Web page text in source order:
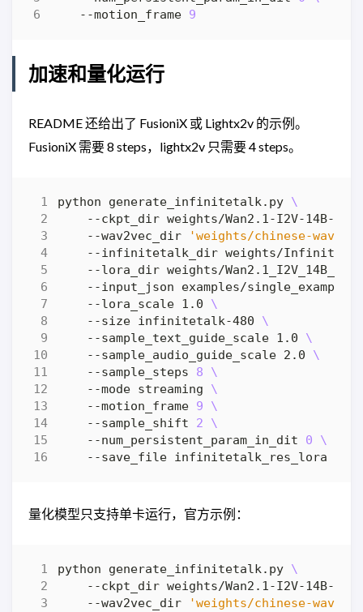
    --motion_frame
9
加速和量化运行
README 还给出了 FusioniX 或 Lightx2v 的示例。
FusioniX 需要 8 steps，lightx2v 只需要 4 steps。
python generate_infinitetalk.py
--ckpt_dir weights/Wan2.1-I2V-14B-
    --wav2vec_dir
'weights/chinese-
--infinitetalk_dir weights/
--lora_dir weights/
--input_json examples/
    --lora_scale 1.0
    --size infinitetalk-480
    --sample_text_guide_scale 1.0
    --sample_audio_guide_scale 2.0
    --sample_steps
8
    --mode streaming
    --motion_frame
9
    --sample_shift
2
    --num_persistent_param_in_dit
0
量化模型只支持单卡运行，官方示例：
python generate_infinitetalk.py
--ckpt_dir weights/Wan2.1-I2V-14B-
    --wav2vec_dir
'weights/chinese-